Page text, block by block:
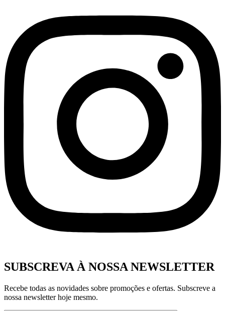
SUBSCREVA À NOSSA NEWSLETTER
Recebe todas as novidades sobre promoções e ofertas. Subscreve a
nossa newsletter hoje mesmo.